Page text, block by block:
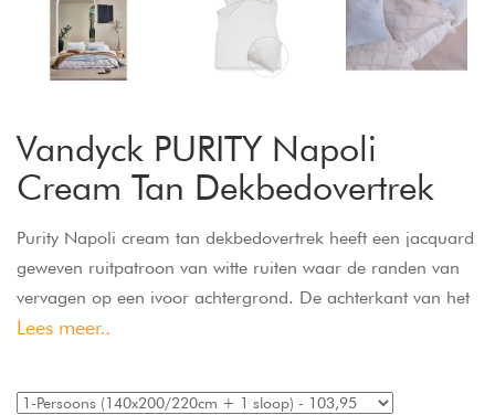
Vandyck PURITY Napoli
Cream Tan Dekbedovertrek
Purity Napoli cream tan dekbedovertrek heeft een jacquard
geweven ruitpatroon van witte ruiten waar de randen van
vervagen op een ivoor achtergrond. De achterkant van het
dekbedovertrek is effen ivoor. De kussens hebben aan de
ivoor. Purity Napoli cream tan dekbedovertrek van Vandyck
Lees meer..